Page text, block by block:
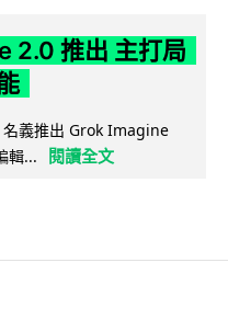
2.0 推出 主打局
義推出 Grok Imagine
輯...
閱讀全文